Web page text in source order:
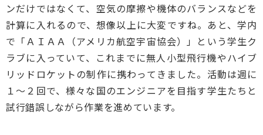
ンだけではなくて、空気の摩擦や機体のバランスなどを
計算に入れるので、想像以上に大変ですね。あと、学内
で「ＡＩＡＡ（アメリカ航空宇宙協会）」という学生ク
ラブに入っていて、これまでに無人小型飛行機やハイブ
リッドロケットの制作に携わってきました。活動は週に
１～２回で、様々な国のエンジニアを目指す学生たちと
試行錯誤しながら作業を進めています。